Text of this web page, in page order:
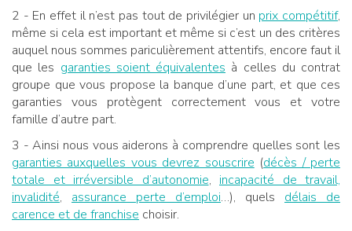
2 - En effet il n’est pas tout de privilégier un prix compétitif,
même si cela est important et même si c’est un des critères
auquel nous sommes pariculièrement attentifs, encore faut il
que les garanties soient équivalentes à celles du contrat
groupe que vous propose la banque d’une part, et que ces
garanties vous protègent correctement vous et votre
famille d’autre part.
3 - Ainsi nous vous aiderons à comprendre quelles sont les
garanties auxquelles vous devrez souscrire(décès / perte
totale et irréversible d’autonomie, incapacité de travail,
invalidité, assurance perte d’emploi…), quels délais de
carence et de franchise choisir.